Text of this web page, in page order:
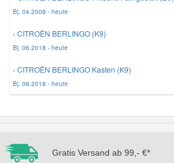
Bj. 04.2008 - heute
› CITROËN BERLINGO (K9)
Bj. 06.2018 - heute
› CITROËN BERLINGO Kasten (K9)
Bj. 06.2018 - heute
Gratis Versand ab 99,- €*
Kia Ersatzteile
Lancia Ersatzteile
Mazda Ersatzteile
Mercedes Ersatzteile
Mini Ersatzteile